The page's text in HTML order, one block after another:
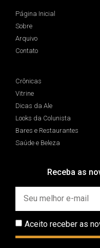
Página Inicial
Sobre
Arquivo
Contato
Crônicas
Vitrine
Dicas da Ale
Looks da Colunista
Bares e Restaurantes
Saúde e Beleza
Receba as
Aceito receber as